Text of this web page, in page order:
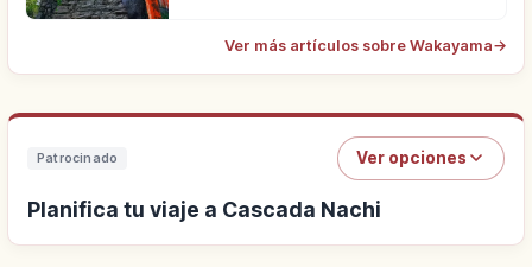
Ver más artículos sobre Wakayama→
Patrocinado Ver opciones
Planifica tu viaje a Cascada Nachi